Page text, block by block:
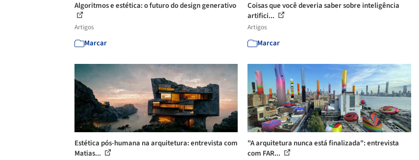
Algoritmos e estética: o futuro do design generativo
Artigos
Marcar
Coisas que você deveria saber sobre inteligência
artifici...
Artigos
Marcar
Estética pós-humana na arquitetura: entrevista com
Matias...
"A arquitetura nunca está finalizada": entrevista
com FAR...